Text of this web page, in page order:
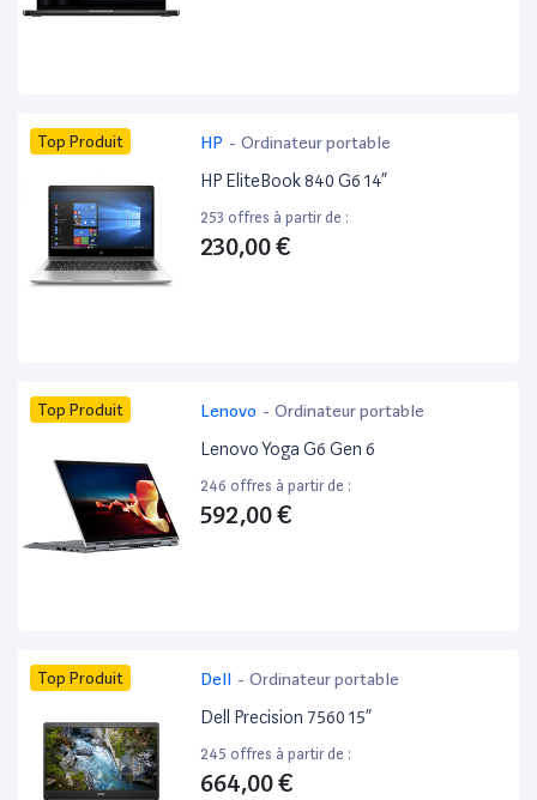
Top Produit HP - Ordinateur portable
HP EliteBook 840 G6 14”
253 offres à partir de :
230,00 €
Top Produit Lenovo - Ordinateur portable
Lenovo Yoga G6 Gen 6
246 offres à partir de :
592,00 €
Top Produit Dell - Ordinateur portable
Dell Precision 7560 15”
245 offres à partir de :
664,00 €